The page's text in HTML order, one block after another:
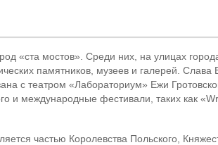
«ста мостов». Среди них, на улицах
памятников, музеев и галерей. Слава
с театром «Лабораториум» Ежи
и международные фестивали, таких как
частью Королевства Польского,